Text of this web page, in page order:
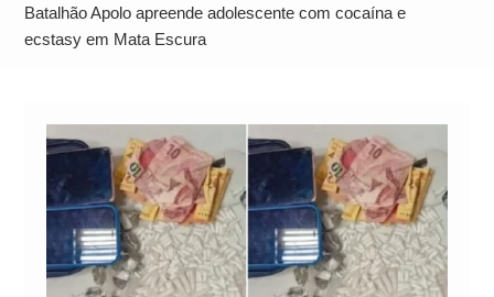
Neymar Chama Santos de “Esquisito” após
Vazamentos e Expõe Dívida de R$ 80 Milhões
Batalhão Apolo apreende adolescente com cocaína e
ecstasy em Mata Escura